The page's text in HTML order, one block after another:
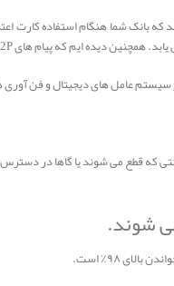
سیستم عامل های دیجیتال و فن
که قطع می شوند یا گاها در
شوند.
۹۸٪ است.